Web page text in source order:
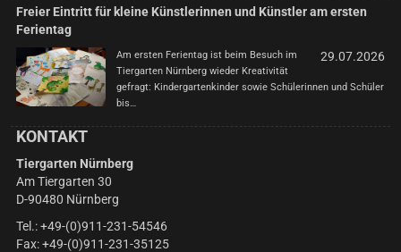
Freier Eintritt für kleine Künstlerinnen und Künstler am ersten
Ferientag
29.07.2026
Am ersten Ferientag ist beim Besuch im
Tiergarten Nürnberg wieder Kreativität
gefragt: Kindergartenkinder sowie Schülerinnen und Schüler
bis…
KONTAKT
Tiergarten Nürnberg
Am Tiergarten 30
D-90480 Nürnberg
Tel.: +49-(0)911-231-54546
Fax: +49-(0)911-231-35125